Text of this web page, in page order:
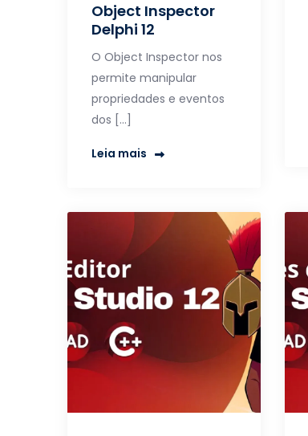
Object Inspector
Delphi 12
O Object Inspector nos
permite manipular
propriedades e eventos
dos […]
Leia mais